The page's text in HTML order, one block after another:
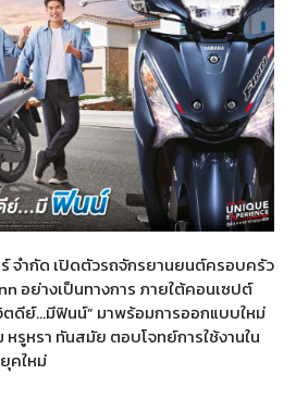
จำกัด เปิดตัวรถจักรยานยนต์ครอบครัว
อย่างเป็นทางการ ภายใต้คอนเซปต์
ตดีย์…มีฟินน์” มาพร้อมการออกแบบใหม่
รูหรา ทันสมัย ตอบโจทย์การใช้งานใน
คใหม่